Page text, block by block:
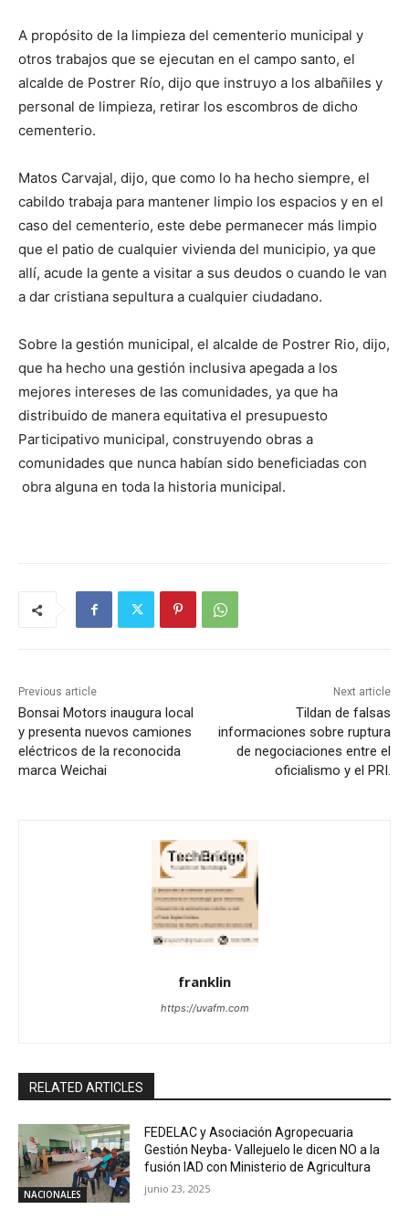
A propósito de la limpieza del cementerio municipal y
otros trabajos que se ejecutan en el campo santo, el
alcalde de Postrer Río, dijo que instruyo a los albañiles y
personal de limpieza, retirar los escombros de dicho
cementerio.
Matos Carvajal, dijo, que como lo ha hecho siempre, el
cabildo trabaja para mantener limpio los espacios y en el
caso del cementerio, este debe permanecer más limpio
que el patio de cualquier vivienda del municipio, ya que
allí, acude la gente a visitar a sus deudos o cuando le van
a dar cristiana sepultura a cualquier ciudadano.
Sobre la gestión municipal, el alcalde de Postrer Rio, dijo,
que ha hecho una gestión inclusiva apegada a los
mejores intereses de las comunidades, ya que ha
distribuido de manera equitativa el presupuesto
Participativo municipal, construyendo obras a
comunidades que nunca habían sido beneficiadas con
obra alguna en toda la historia municipal.
Previous article
Bonsai Motors inaugura local
y presenta nuevos camiones
eléctricos de la reconocida
marca Weichai
Next article
Tildan de falsas
informaciones sobre ruptura
de negociaciones entre el
oficialismo y el PRI.
franklin
https://uvafm.com
RELATED ARTICLES
NACIONALES
FEDELAC y Asociación Agropecuaria
Gestión Neyba- Vallejuelo le dicen NO a la
fusión IAD con Ministerio de Agricultura
junio 23, 2025